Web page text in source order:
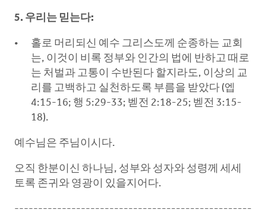
5. 우리는 믿는다:
홀로 머리되신 예수 그리스도께 순종하는 교회
는, 이것이 비록 정부와 인간의 법에 반하고 때로
는 처벌과 고통이 수반된다 할지라도, 이상의 교
리를 고백하고 실천하도록 부름을 받았다 (엡
4:15-16; 행 5:29-33; 벧전 2:18-25; 벧전 3:15-
18).
예수님은 주님이시다.
오직 한분이신 하나님, 성부와 성자와 성령께 세세
토록 존귀와 영광이 있을지어다.
--------------------------------------------------